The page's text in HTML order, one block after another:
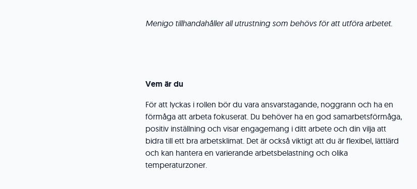
Menigo tillhandahåller all utrustning som behövs för att utföra arbetet.
Vem är du
För att lyckas i rollen bör du vara ansvarstagande, noggrann och ha en
förmåga att arbeta fokuserat. Du behöver ha en god samarbetsförmåga,
positiv inställning och visar engagemang i ditt arbete och din vilja att
bidra till ett bra arbetsklimat. Det är också viktigt att du är flexibel, lättlärd
och kan hantera en varierande arbetsbelastning och olika
temperaturzoner.